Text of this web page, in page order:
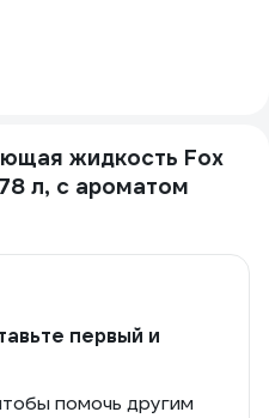
жидкость Fox
л, с ароматом
первый и
помочь другим